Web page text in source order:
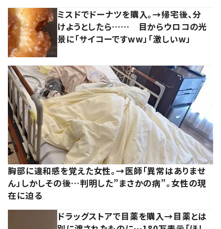
ミスドでドーナツを購入。→帰宅後、分
けようとしたら…… 目からウロコの光
景に「サイコーですww」「激しいw」
胸部に違和感を覚えた女性。→医師「異常はありませ
ん」しかしその後…判明した”まさかの病”。女性の現
在に迫る
ドラッグストアで目薬を購入→目薬とは